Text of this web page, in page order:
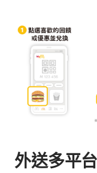
外送多平台